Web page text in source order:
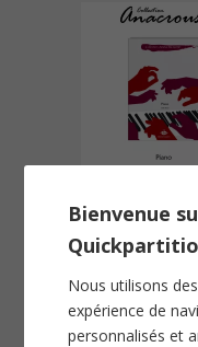
Bienvenue
Nous utilisons
expérience de
personnalisés et